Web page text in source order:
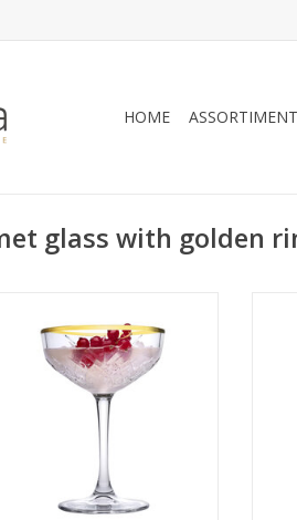
HOME ASSORTIMENT
glass with golden
gouden rand 270ml
TOEVOEGEN AAN WINKELWAGEN